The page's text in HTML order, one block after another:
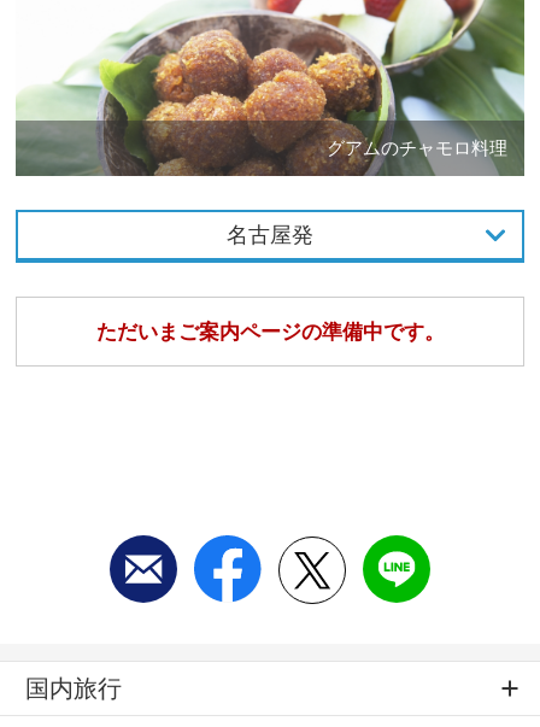
グアムのチャモロ料理
名古屋発
東京発
名古屋発
ただいまご案内ページの準備中です。
国内旅行